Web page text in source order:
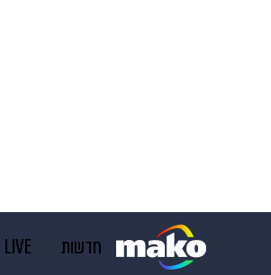
חדשות LIVE